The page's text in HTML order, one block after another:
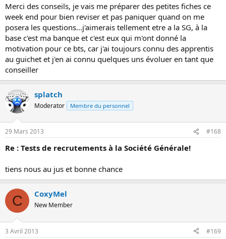
Merci des conseils, je vais me préparer des petites fiches ce
week end pour bien reviser et pas paniquer quand on me
posera les questions...j'aimerais tellement etre a la SG, à la
base c'est ma banque et c'est eux qui m'ont donné la
motivation pour ce bts, car j'ai toujours connu des apprentis
au guichet et j'en ai connu quelques uns évoluer en tant que
conseiller
splatch
Moderator Membre du personnel
29 Mars 2013 #168
Re : Tests de recrutements à la Société Générale!
tiens nous au jus et bonne chance
C CoxyMel
New Member
3 Avril 2013 #169